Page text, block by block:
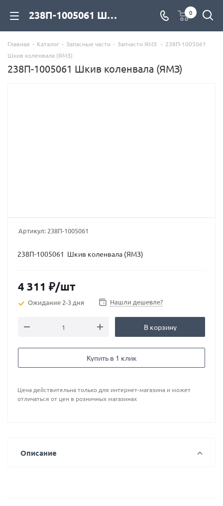
238П-1005061 Шкив коленвала (ЯМЗ) для дизельных двигателей купить со склада с доставкой по цене официального дилера - компания Дизель Экспорт 0
Главная - Каталог - Запасные части - Запчасти ЯМЗ - 238П-1005061
Шкив коленвала (ЯМЗ)
238П-1005061 Шкив коленвала (ЯМЗ)
Артикул: 238П-1005061
238П-1005061 Шкив коленвала (ЯМЗ)
4 311 ₽/шт
Ожидание 2-3 дня Нашли дешевле?
В корзину
Купить в 1 клик
Цена действительна только для интернет-магазина и может
отличаться от цен в розничных магазинах
Описание